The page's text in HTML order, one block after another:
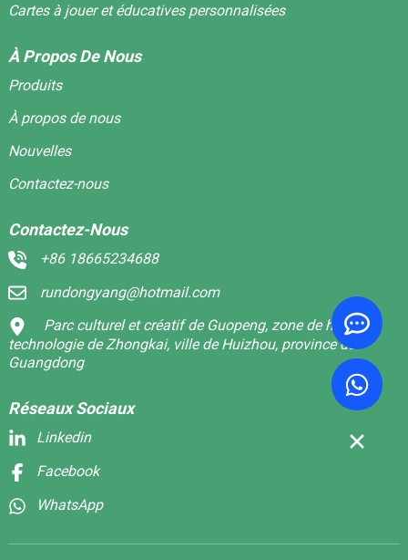
Cartes à jouer et éducatives personnalisées
À Propos De Nous
Produits
À propos de nous
Nouvelles
Contactez-nous
Contactez-Nous
+86 18665234688
rundongyang@hotmail.com
Parc culturel et créatif de Guopeng, zone de haute
technologie de Zhongkai, ville de Huizhou, province du
Guangdong
Réseaux Sociaux
Linkedin
Facebook
WhatsApp